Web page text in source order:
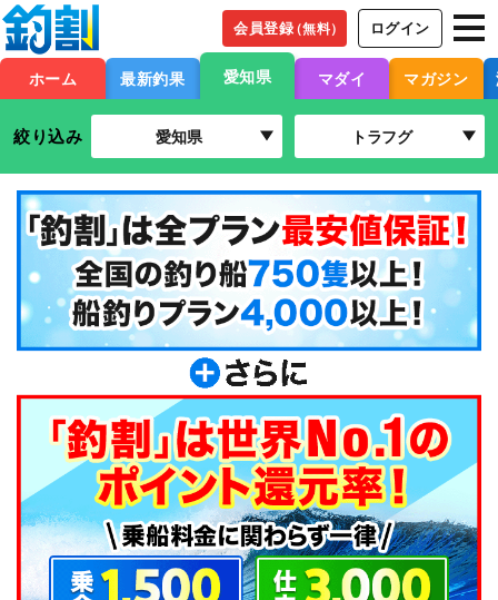
会員登録（無料） ログイン
ホーム 最新釣果 愛知県 マダイ マガジン
絞り込み 愛知県 トラフグ